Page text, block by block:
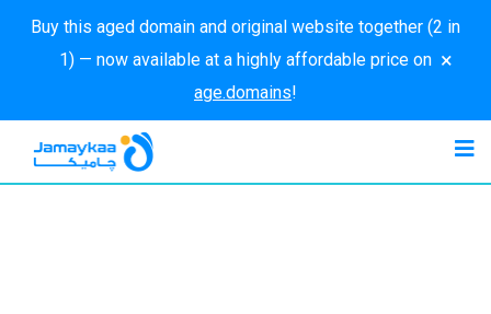
Buy this aged domain and original website together (2 in
1) — now available at a highly affordable price on
age.domains!
×